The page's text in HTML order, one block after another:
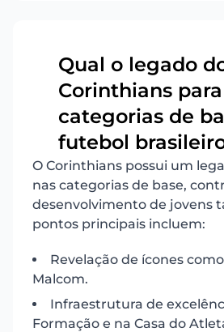
Qual o legado
Corinthians
categorias de
futebol
O Corinthians possui um
nas categorias de base,
desenvolvimento de jovens
pontos principais incluem:
Revelação de ícones
Malcom.
Infraestrutura de
Formação e na Casa do